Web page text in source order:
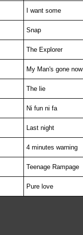
I want some
Snap
The Explorer
My Man's gone now
The lie
Ni fun ni fa
Last night
4 minutes warning
Teenage Rampage
Pure love